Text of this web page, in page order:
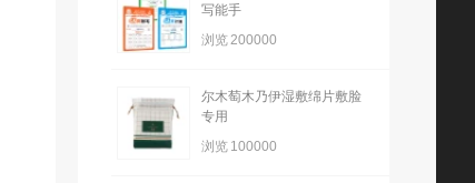
写能手
浏览200000
尔木萄木乃伊湿敷绵片敷脸
专用
浏览 100000